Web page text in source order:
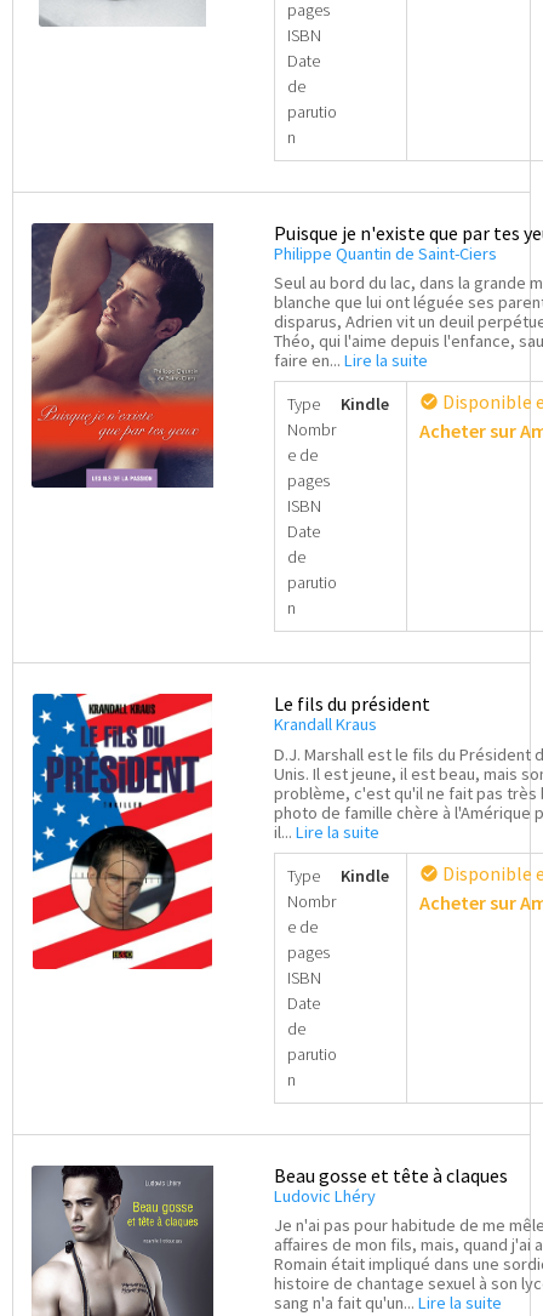
pages
ISBN
Date
de
parutio
n
Puisque je n'existe que par tes
Philippe Quantin de Saint-Ciers
Seul au bord du lac, dans la grande
blanche que lui ont léguée ses
disparus, Adrien vit un deuil
Théo, qui l'aime depuis l'enfance,
faire en... Lire la suite
Type
Nombr
e de
pages
ISBN
Date
de
parutio
n
Kindle check_circle Disponible
Acheter sur
Le fils du président
Krandall Kraus
D.J. Marshall est le fils du Président
Unis. Il est jeune, il est beau, mais
problème, c'est qu'il ne fait pas très
photo de famille chère à l'Amérique
il... Lire la suite
Type
Nombr
e de
pages
ISBN
Date
de
parutio
n
Kindle check_circle Disponible
Acheter sur
Beau gosse et tête à claques
Ludovic Lhéry
Je n'ai pas pour habitude de me
affaires de mon fils, mais, quand j'ai
Romain était impliqué dans une
histoire de chantage sexuel à son
sang n'a fait qu'un... Lire la suite